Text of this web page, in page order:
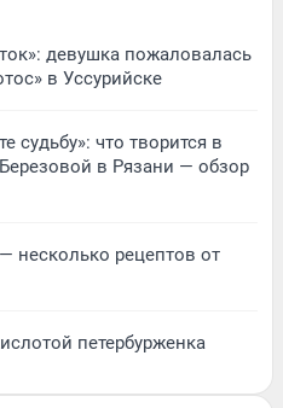
девушка пожаловалась
в Уссурийске
судьбу»: что творится в
в Рязани — обзор
несколько рецептов от
петербурженка